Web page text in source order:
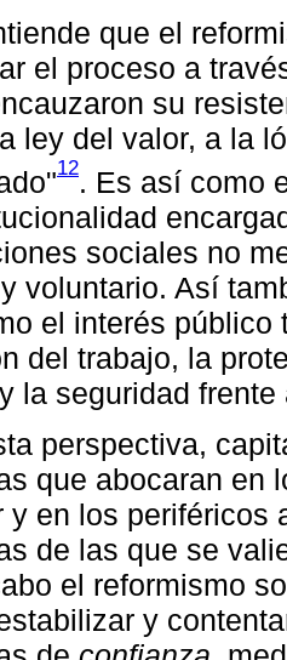
que el
el proceso a
su
ley del valor, a la
12. Es así como
sociales no
voluntario. Así
el interés
del trabajo, la
la seguridad
perspectiva,
que abocaran en
y en los periféricos
de las que se
el reformismo
y